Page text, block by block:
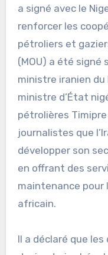
a signé avec le
renforcer les
pétroliers et
(MOU) a été signé
ministre iranien
ministre d’État
pétrolières
journalistes que
développer son
en offrant des
maintenance pour
africain.
Il a déclaré que